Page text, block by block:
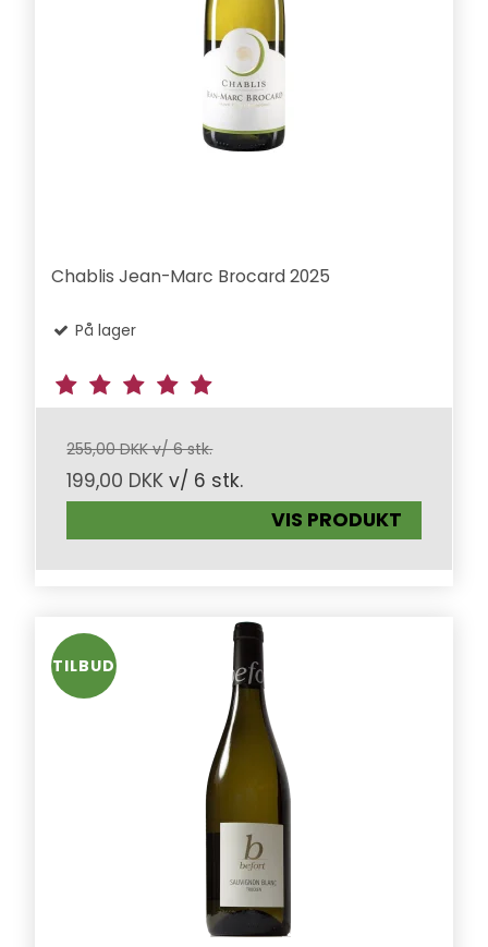
Chablis Jean-Marc Brocard 2025
På lager
255,00 DKK v/ 6 stk.
199,00 DKK v/ 6 stk.
VIS PRODUKT
TILBUD